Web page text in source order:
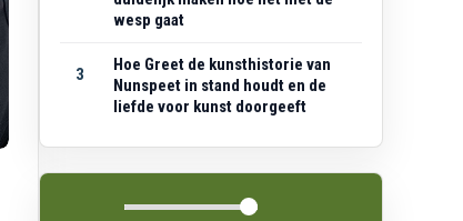
wesp gaat
3
Hoe Greet de kunsthistorie van
Nunspeet in stand houdt en de
liefde voor kunst doorgeeft